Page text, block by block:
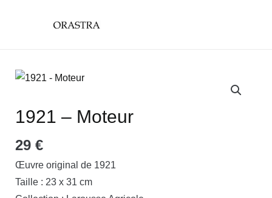
1921 – Moteur
29 €
Œuvre original de 1921
Taille : 23 x 31 cm
quantité
1921
Moteur